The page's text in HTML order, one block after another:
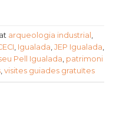
arqueologia industrial ,
, Igualada, JEP Igualada,
Pell Igualada, patrimoni
, visites guiades gratuïtes